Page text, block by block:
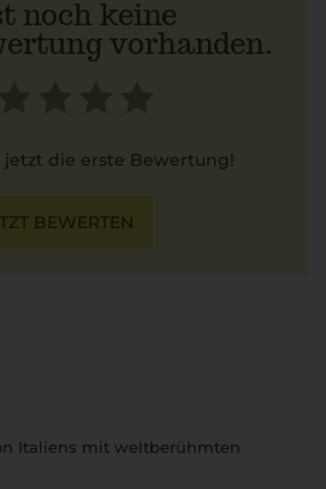
noch keine
vorhanden.
jetzt die erste Bewertung!
BEWERTEN
Italiens mit weltberühmten